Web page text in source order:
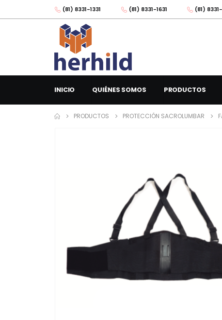
(81) 8331-1331 (81) 8331-1631 (81) 8331-
INICIO QUIÉNES SOMOS PRODUCTOS
PRODUCTOS PROTECCIÓN SACROLUMBAR